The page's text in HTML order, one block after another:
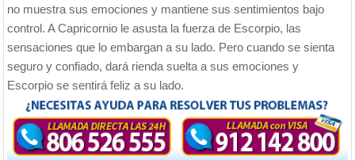
no muestra sus emociones y mantiene sus sentimientos bajo
control. A Capricornio le asusta la fuerza de Escorpio, las
sensaciones que lo embargan a su lado. Pero cuando se sienta
seguro y confiado, dará rienda suelta a sus emociones y
Escorpio se sentirá feliz a su lado.